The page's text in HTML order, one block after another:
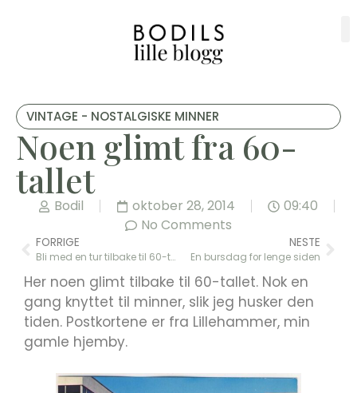
VINTAGE - NOSTALGISKE MINNER
Noen glimt fra 60-
tallet
Bodil oktober 28, 2014
09:40
No Comments
FORRIGE
Bli med en tur tilbake til 60-tallet
NESTE
En bursdag for lenge siden
Her noen glimt tilbake til 60-tallet. Nok en
gang knyttet til minner, slik jeg husker den
tiden. Postkortene er fra Lillehammer, min
gamle hjemby.